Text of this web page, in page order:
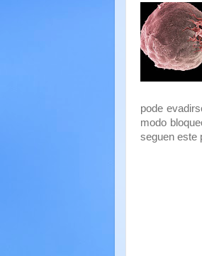
modo
seguen este